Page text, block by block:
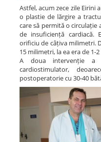
Astfel, acum zece zile Eirini
o plastie de lărgire a
care să permită o circulație
de insuficiență cardiacă.
orificiu de câțiva milimetri.
15 milimetri, la ea era de 1-
A doua intervenție a
cardiostimulator,
postoperatorie cu 30-40